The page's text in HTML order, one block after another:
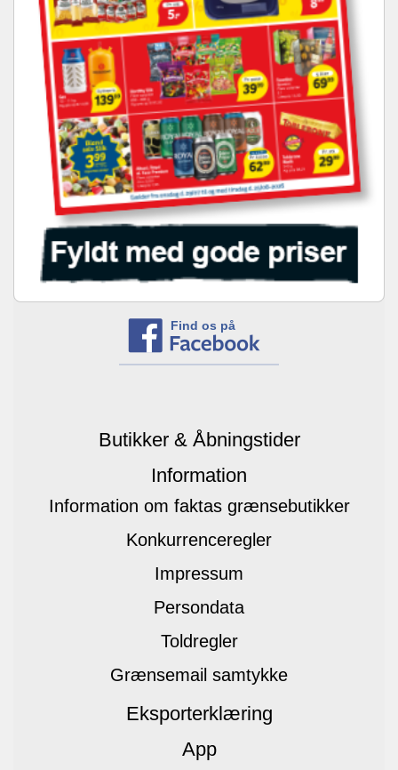
Find os på
Butikker & Åbningstider
Information
Information om faktas grænsebutikker
Konkurrenceregler
Impressum
Persondata
Toldregler
Grænsemail samtykke
Eksporterklæring
App